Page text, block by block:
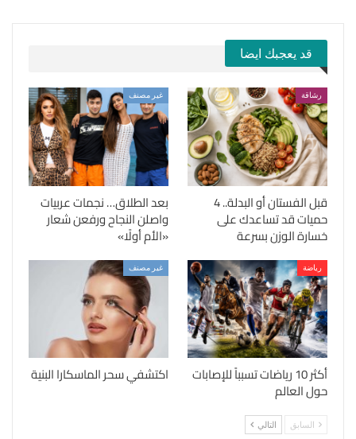
قد يعجبك ايضا
رشاقة
قبل الفستان أو البدلة.. 4
حميات قد تساعدك على
خسارة الوزن بسرعة
غير مصنف
بعد الطلاق… نجمات عربيات
واصلن النجاح ورفعن شعار
«الأم أولًا»
رياضة
أكثر 10 رياضات تسبباً للإصابات
حول العالم
غير مصنف
اكتشفي سحر الماسكارا البنية
السابق التالي